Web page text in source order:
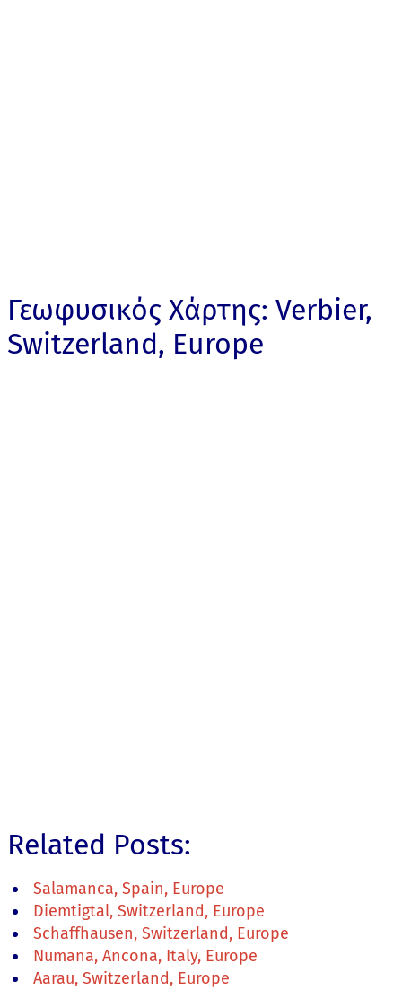
Γεωφυσικός Χάρτης: Verbier,
Switzerland, Europe
Related Posts:
Salamanca, Spain, Europe
Diemtigtal, Switzerland, Europe
Schaffhausen, Switzerland, Europe
Numana, Ancona, Italy, Europe
Aarau, Switzerland, Europe